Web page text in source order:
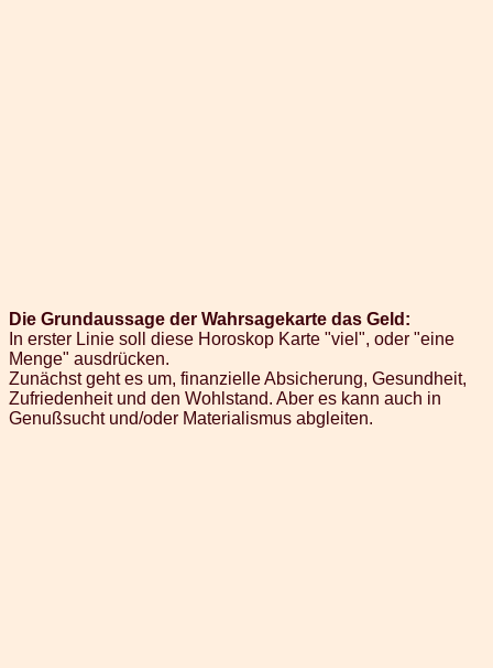
Die Grundaussage der Wahrsagekarte das Geld:
In erster Linie soll diese Horoskop Karte "viel", oder "eine
Menge" ausdrücken.
Zunächst geht es um, finanzielle Absicherung, Gesundheit,
Zufriedenheit und den Wohlstand. Aber es kann auch in
Genußsucht und/oder Materialismus abgleiten.